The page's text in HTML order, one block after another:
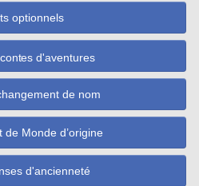
optionnels
d'aventures
de nom
de Monde d’origine
d'ancienneté